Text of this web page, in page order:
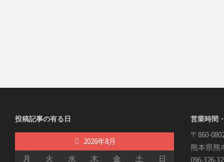
投稿記事の有る日
2026年8月
月
火 水 木 金 土 日
営業時間
〒860-
熊本県熊
096-326-